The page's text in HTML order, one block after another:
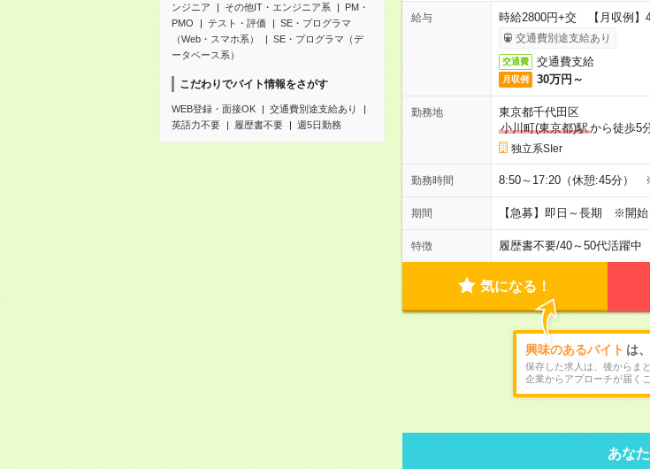
ンジニア
その他IT・エンジニア系
PM・
PMO
テスト・評価
SE・プログラマ
（Web・スマホ系）
SE・プログラマ（デ
ータベース系）
こだわりでバイト情報をさがす
WEB登録・面接OK
交通費別途支給あり
英語力不要
履歴書不要 週5日勤務
給与 時給2800円+交 【月収例】
交通費別途支給あり
交通費 交通費支給
月収例 30万円～
勤務地
東京都千代田区
小川町(東京都)駅から徒歩5
独立系SIer
勤務時間 8:50～17:20（休憩:45分）
期間 【急募】即日～長期 ※開始
特徴 履歴書不要/40～50代活躍中
気になる！
興味のあるバイト は
保存した求人は、後からま
企業からアプローチが届く
あな